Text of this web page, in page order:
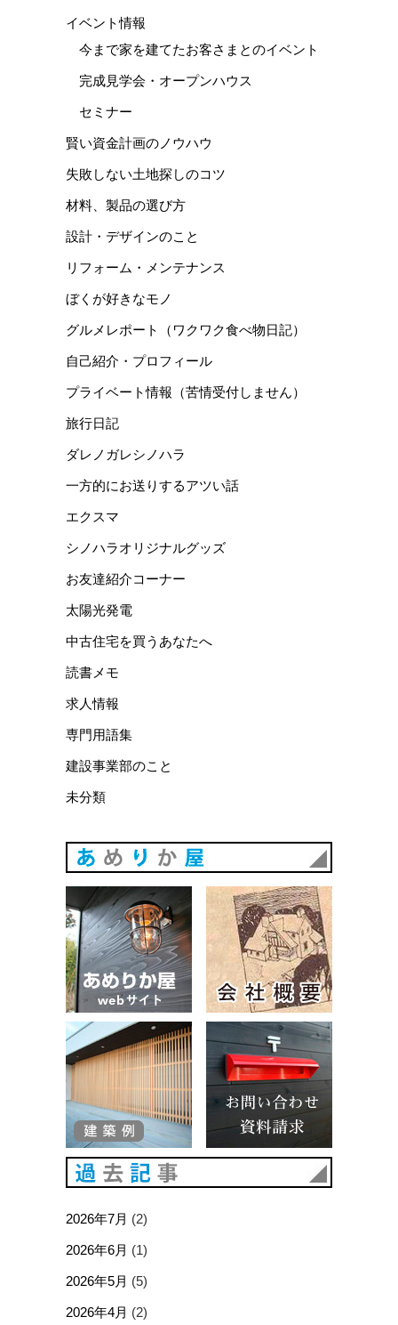
イベント情報
今まで家を建てたお客さまとのイベント
完成見学会・オープンハウス
セミナー
賢い資金計画のノウハウ
失敗しない土地探しのコツ
材料、製品の選び方
設計・デザインのこと
リフォーム・メンテナンス
ぼくが好きなモノ
グルメレポート（ワクワク食べ物日記）
自己紹介・プロフィール
プライベート情報（苦情受付しません）
旅行日記
ダレノガレシノハラ
一方的にお送りするアツい話
エクスマ
シノハラオリジナルグッズ
お友達紹介コーナー
太陽光発電
中古住宅を買うあなたへ
読書メモ
求人情報
専門用語集
建設事業部のこと
未分類
あめりか屋WEBサイト
2026年7月 (2)
2026年6月 (1)
2026年5月 (5)
2026年4月 (2)